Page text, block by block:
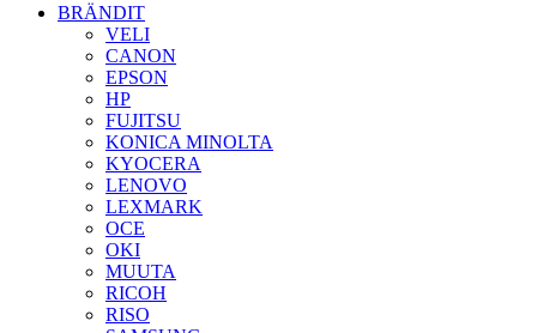
BRÄNDIT
VELI
CANON
EPSON
HP
FUJITSU
KONICA MINOLTA
KYOCERA
LENOVO
LEXMARK
OCE
OKI
MUUTA
RICOH
RISO